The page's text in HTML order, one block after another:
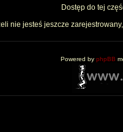
Dostęp do tej
nie jesteś jeszcze
Powered by phpBB